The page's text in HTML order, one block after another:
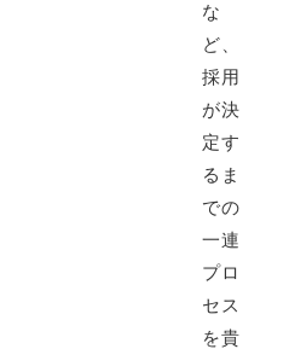
な
ど、
採用
が決
定す
るま
での
一連
プロ
セス
を貴